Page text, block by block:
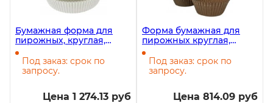
Бумажная форма для
пирожных, круглая,
диаметр 90 мм, высота
25 мм, белая, 1000 штук
Под заказ: срок по
запросу.
Цена 1 274.13 руб
Форма бумажная для
пирожных круглая,
диаметр 40 мм, высота 21
мм, коричневая, 1000
штук
Под заказ: срок по
запросу.
Цена 814.09 руб